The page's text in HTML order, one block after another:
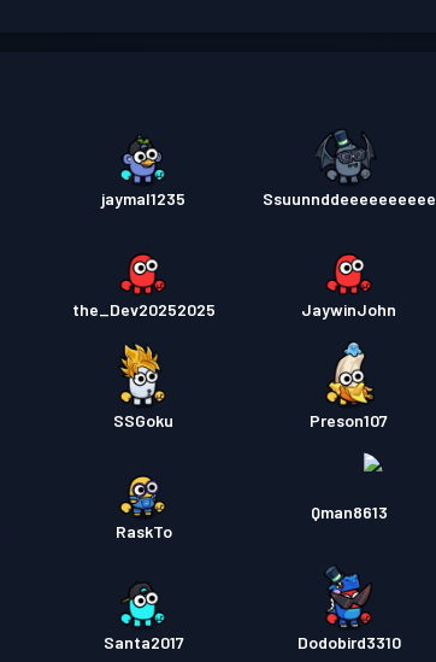
Ssuunnddeeeeeeeeee
jaymal1235
JaywinJohn
the_Dev20252025
Preson107
SSGoku
Qman8613
RaskTo
Dodobird3310
Santa2017